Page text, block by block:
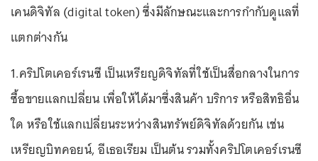
เคนดิจิทัล (digital token) ซึ่งมีลักษณะและการกำกับดูแลที่
แตกต่างกัน
1.คริปโตเคอร์เรนซี เป็นเหรียญดิจิทัลที่ใช้เป็นสื่อกลางในการ
ซื้อขายแลกเปลี่ยน เพื่อให้ได้มาซึ่งสินค้า บริการ หรือสิทธิอื่น
ใด หรือใช้แลกเปลี่ยนระหว่างสินทรัพย์ดิจิทัลด้วยกัน เช่น
เหรียญบิทคอยน์, อีเธอเรียม เป็นต้น รวมทั้งคริปโตเคอร์เรนซี